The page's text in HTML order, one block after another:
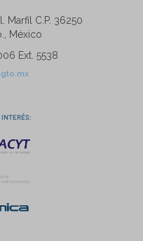
Marfil C.P. 36250
México
Ext. 5538